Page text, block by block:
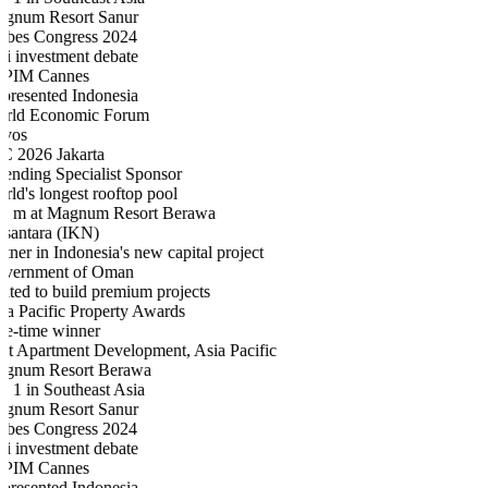
Resort Sanur
Congress 2024
debate
Cannes
Indonesia
Economic Forum
2026 Jakarta
Specialist Sponsor
longest rooftop pool
at Magnum Resort Berawa
(IKN)
in Indonesia's new capital project
of Oman
to build premium projects
Pacific Property Awards
time winner
Apartment Development, Asia Pacific
Resort Berawa
in Southeast Asia
Resort Sanur
Congress 2024
debate
Cannes